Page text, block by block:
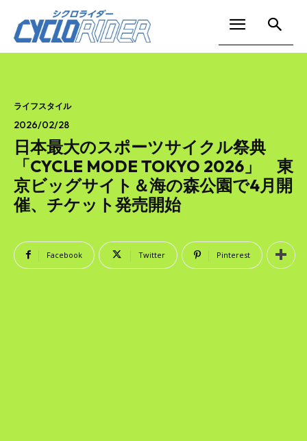
ライフスタイル
2026/02/28
日本最大のスポーツサイクル祭典
「CYCLE MODE TOKYO 2026」 東
京ビッグサイト＆海の森公園で4月開
催、チケット発売開始
Facebook Twitter Pinterest